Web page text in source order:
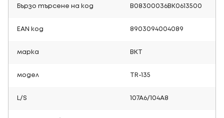
Бързо търсене на код B08300036BK0613500
EAN код 8903094004089
марка BKT
модел TR-135
L/S 107A6/104A8